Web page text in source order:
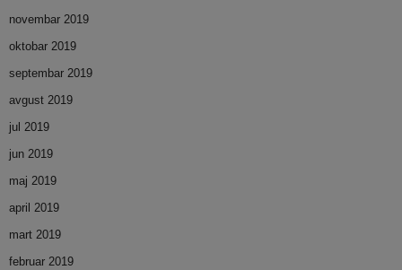
novembar 2019
oktobar 2019
septembar 2019
avgust 2019
jul 2019
jun 2019
maj 2019
april 2019
mart 2019
februar 2019